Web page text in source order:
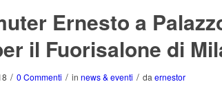
Ernesto a
il Fuorisalone di
/ 0 Commenti / in news & eventi / da ernestor